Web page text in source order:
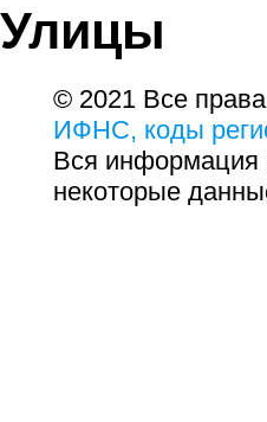
Улицы
© 2021 Все
ИФНС, коды
Вся информация
некоторые